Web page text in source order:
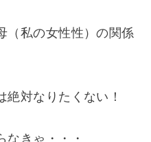
（私の女性性）の関係
対なりたくない！
なきゃ・・・